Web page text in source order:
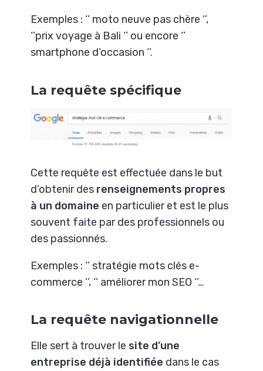
Exemples : ‘’ moto neuve pas chère ‘’,
‘’prix voyage à Bali ‘’ ou encore ‘’
smartphone d’occasion ‘’.
La requête spécifique
Cette requête est effectuée dans le but
d’obtenir des renseignements propres
à un domaine en particulier et est le plus
souvent faite par des professionnels ou
des passionnés.
Exemples : ‘’ stratégie mots clés e-
commerce ‘’, ‘’ améliorer mon SEO ‘’…
La requête navigationnelle
Elle sert à trouver le site d’une
entreprise déjà identifiée dans le cas